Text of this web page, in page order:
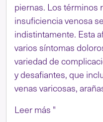
piernas. Los términos
insuficiencia venosa
indistintamente. Esta
varios síntomas
variedad de
y desafiantes, que
venas varicosas,
Leer más "